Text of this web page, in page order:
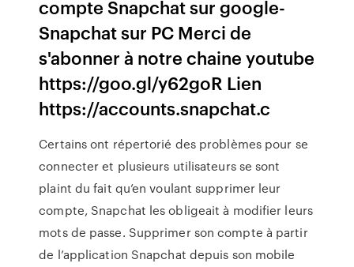
compte Snapchat sur google-
Snapchat sur PC Merci de
s'abonner à notre chaine youtube
https://goo.gl/y62goR Lien
https://accounts.snapchat.c
Certains ont répertorié des problèmes pour se
connecter et plusieurs utilisateurs se sont
plaint du fait qu’en voulant supprimer leur
compte, Snapchat les obligeait à modifier leurs
mots de passe. Supprimer son compte à partir
de l’application Snapchat depuis son mobile